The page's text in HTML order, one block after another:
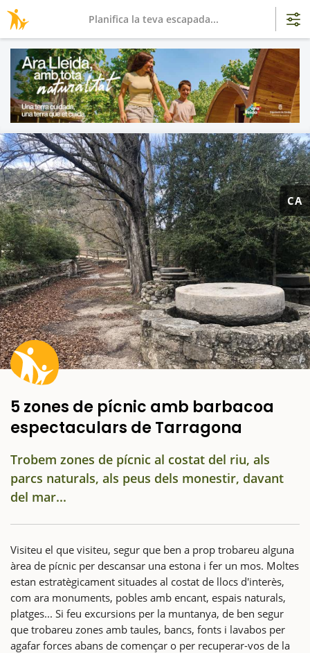
CA
5 zones de pícnic amb barbacoa
espectaculars de Tarragona
Trobem zones de pícnic al costat del riu, als
parcs naturals, als peus dels monestir, davant
del mar...
Visiteu el que visiteu, segur que ben a prop trobareu alguna
àrea de pícnic per descansar una estona i fer un mos. Moltes
estan estratègicament situades al costat de llocs d'interès,
com ara monuments, pobles amb encant, espais naturals,
platges... Si feu excursions per la muntanya, de ben segur
que trobareu zones amb taules, bancs, fonts i lavabos per
agafar forces abans de començar o per recuperar-vos de la
Planifica la teva escapada...